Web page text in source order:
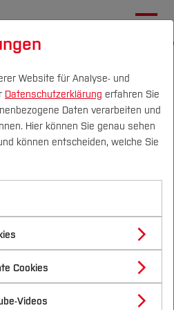
DE|EN Quicklinks
in der Technik
WACEE
Wasserstoff
Afrika
Website für Analyse- und
Datenschutzerklärung erfahren Sie
Daten verarbeiten und
Hier können Sie genau sehen
können entscheiden, welche Sie
Cookies
Videos